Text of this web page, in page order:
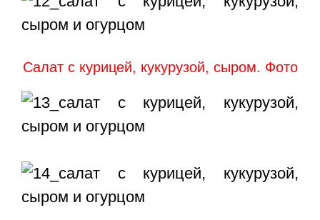
Салат с курицей, кукурузой, сыром. Фото